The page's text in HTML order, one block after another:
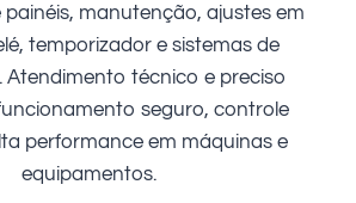
manutenção, ajustes em
temporizador e sistemas de
técnico e preciso
seguro, controle
performance em máquinas e
equipamentos.